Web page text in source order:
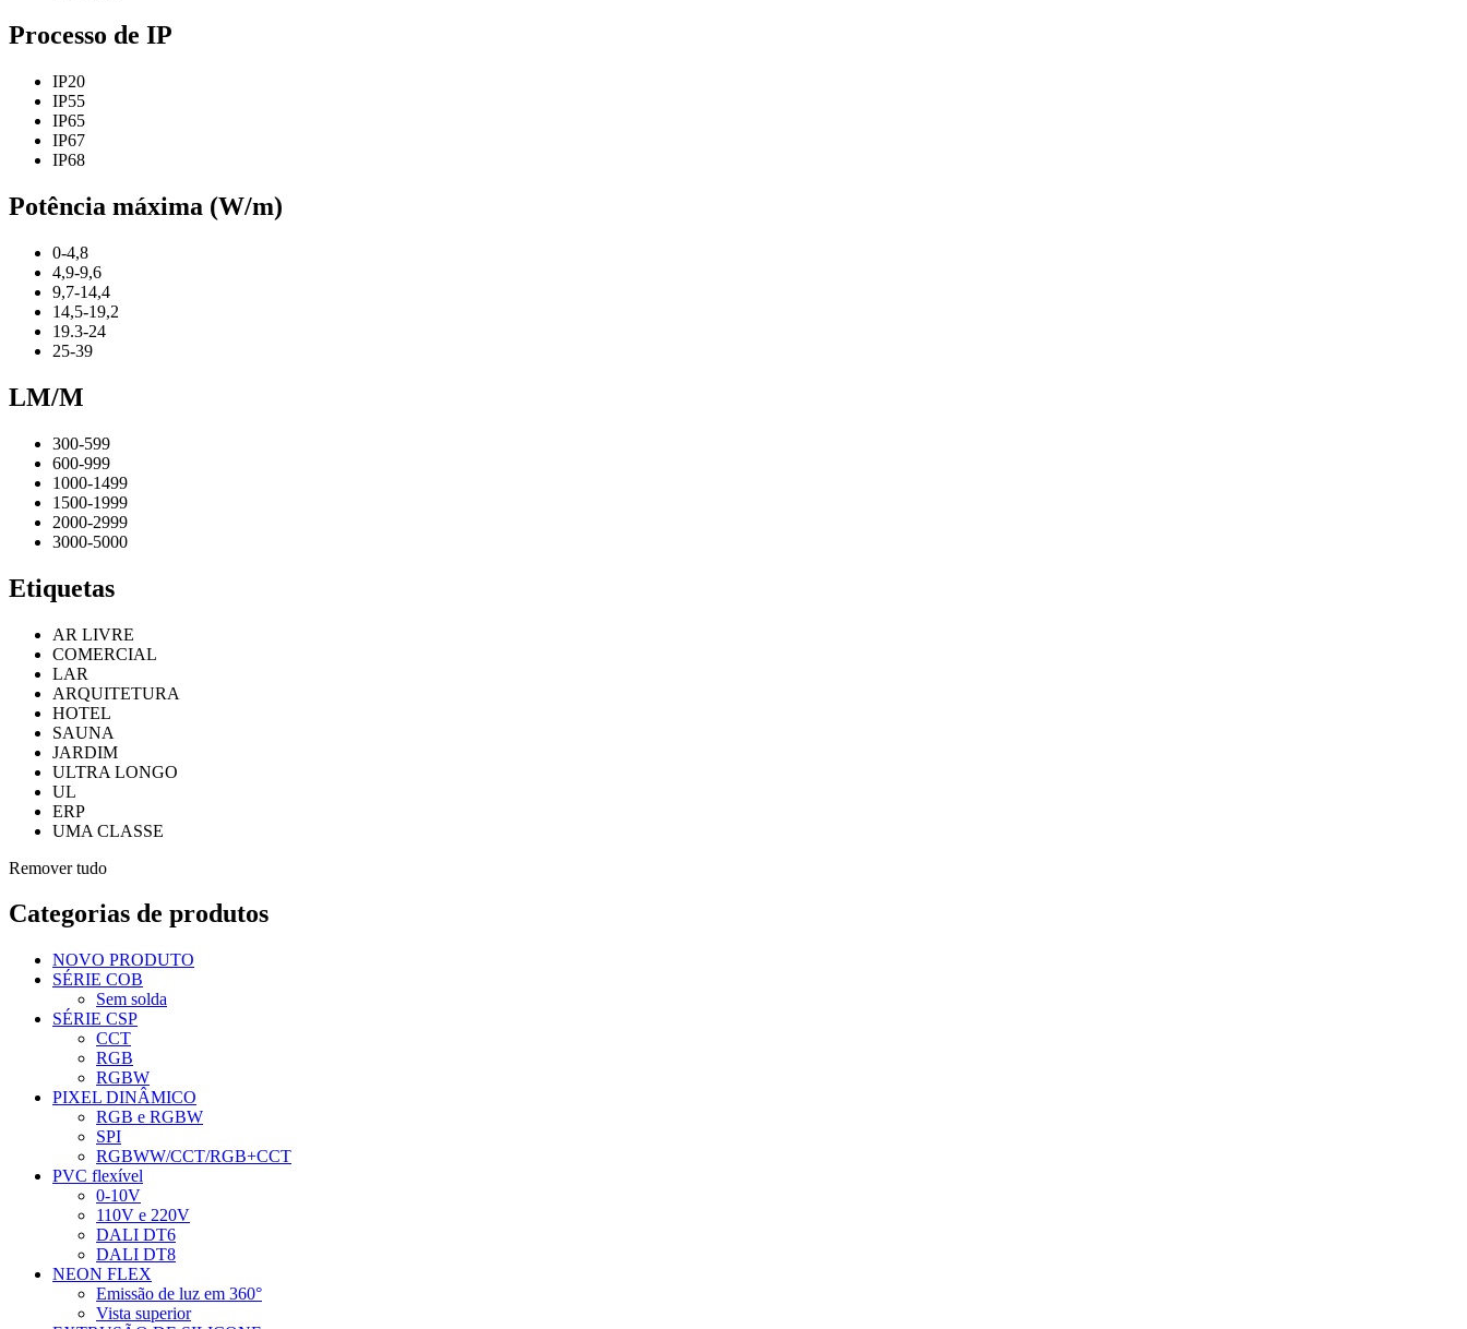
Processo de IP
IP20
IP55
IP65
IP67
IP68
Potência máxima (W/m)
0-4,8
4,9-9,6
9,7-14,4
14,5-19,2
19.3-24
25-39
LM/M
300-599
600-999
1000-1499
1500-1999
2000-2999
3000-5000
Etiquetas
AR LIVRE
COMERCIAL
LAR
ARQUITETURA
HOTEL
SAUNA
JARDIM
ULTRA LONGO
UL
ERP
UMA CLASSE
Remover tudo
Categorias de produtos
NOVO PRODUTO
SÉRIE COB
Sem solda
SÉRIE CSP
CCT
RGB
RGBW
PIXEL DINÂMICO
RGB e RGBW
SPI
RGBWW/CCT/RGB+CCT
PVC flexível
0-10V
110V e 220V
DALI DT6
DALI DT8
NEON FLEX
Emissão de luz em 360°
Vista superior